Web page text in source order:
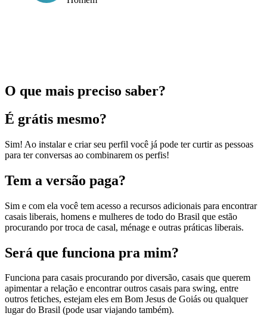
O que mais preciso saber?
É grátis mesmo?
Sim! Ao instalar e criar seu perfil você já pode ter curtir as pessoas
para ter conversas ao combinarem os perfis!
Tem a versão paga?
Sim e com ela você tem acesso a recursos adicionais para encontrar
casais liberais, homens e mulheres de todo do Brasil que estão
procurando por troca de casal, ménage e outras práticas liberais.
Será que funciona pra mim?
Funciona para casais procurando por diversão, casais que querem
apimentar a relação e encontrar outros casais para swing, entre
outros fetiches, estejam eles em Bom Jesus de Goiás ou qualquer
lugar do Brasil (pode usar viajando também).